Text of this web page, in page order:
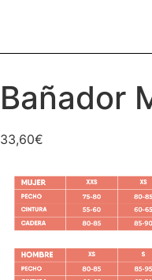
Bañador
33,60€